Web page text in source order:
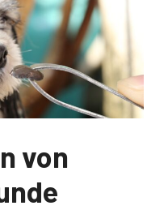
von